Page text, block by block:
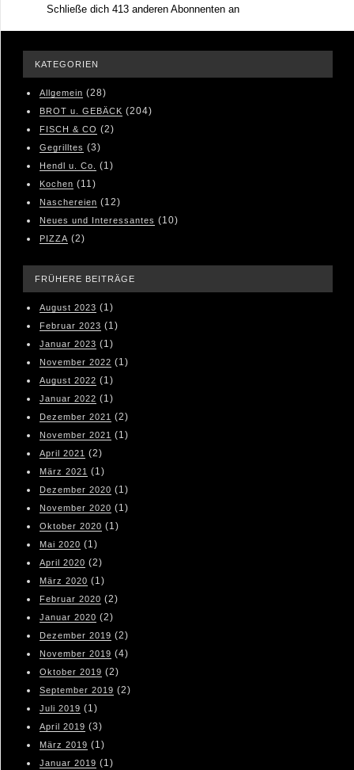
Schließe dich 413 anderen Abonnenten an
KATEGORIEN
Allgemein (28)
BROT u. GEBÄCK (204)
FISCH & CO (2)
Gegrilltes (3)
Hendl u. Co. (1)
Kochen (11)
Naschereien (12)
Neues und Interessantes (10)
PIZZA (2)
FRÜHERE BEITRÄGE
August 2023 (1)
Februar 2023 (1)
Januar 2023 (1)
November 2022 (1)
August 2022 (1)
Januar 2022 (1)
Dezember 2021 (2)
November 2021 (1)
April 2021 (2)
März 2021 (1)
Dezember 2020 (1)
November 2020 (1)
Oktober 2020 (1)
Mai 2020 (1)
April 2020 (2)
März 2020 (1)
Februar 2020 (2)
Januar 2020 (2)
Dezember 2019 (2)
November 2019 (4)
Oktober 2019 (2)
September 2019 (2)
Juli 2019 (1)
April 2019 (3)
März 2019 (1)
Januar 2019 (1)